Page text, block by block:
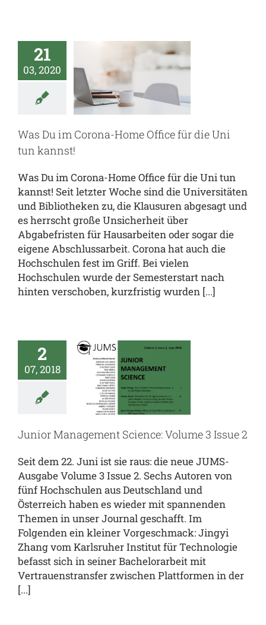
21
03, 2020
Office
Uni
Deine
Deine
Was Du im Corona-Home Office für die Uni
tun kannst!
Was Du im Corona-Home Office für die Uni tun
kannst! Seit letzter Woche sind die Universitäten
und Bibliotheken zu, die Klausuren abgesagt und
es herrscht große Unsicherheit über
Abgabefristen für Hausarbeiten oder sogar die
eigene Abschlussarbeit. Corona hat auch die
Hochschulen fest im Griff. Bei vielen
Hochschulen wurde der Semesterstart nach
hinten verschoben, kurzfristig wurden [...]
2
07, 2018
3
Deine
Deine
Junior Management Science: Volume 3 Issue 2
Seit dem 22. Juni ist sie raus: die neue JUMS-
Ausgabe Volume 3 Issue 2. Sechs Autoren von
fünf Hochschulen aus Deutschland und
Österreich haben es wieder mit spannenden
Themen in unser Journal geschafft. Im
Folgenden ein kleiner Vorgeschmack: Jingyi
Zhang vom Karlsruher Institut für Technologie
befasst sich in seiner Bachelorarbeit mit
Vertrauenstransfer zwischen Plattformen in der
[...]